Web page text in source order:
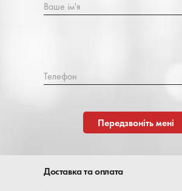
Ваше ім'я
Телефон
Передзвоніть мені
Доставка та оплата